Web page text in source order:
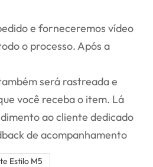
e forneceremos vídeo
o processo. Após a
será rastreada e
você receba o item. Lá
ao cliente dedicado
de acompanhamento
Estilo M5